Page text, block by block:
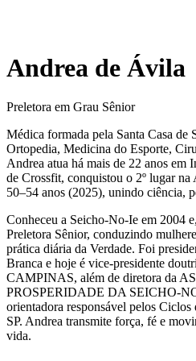
Andrea de Ávila
Preletora em Grau Sênior
Médica formada pela Santa Casa de
Ortopedia, Medicina do Esporte,
Andrea atua há mais de 22 anos em
de Crossfit, conquistou o 2º lugar
50–54 anos (2025), unindo ciência,
Conheceu a Seicho-No-Ie em 2004
Preletora Sênior, conduzindo
prática diária da Verdade. Foi
Branca e hoje é vice-presidente
CAMPINAS, além de diretora da
PROSPERIDADE DA SEICHO-
orientadora responsável pelos
SP. Andrea transmite força, fé e
vida.